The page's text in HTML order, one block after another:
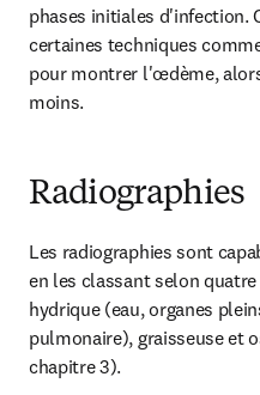
phases initiales d'infection.
certaines techniques
pour montrer l'œdème,
moins.
Radiographies
Les radiographies sont
en les classant selon
hydrique (eau, organes
pulmonaire), graisseuse et
chapitre 3).